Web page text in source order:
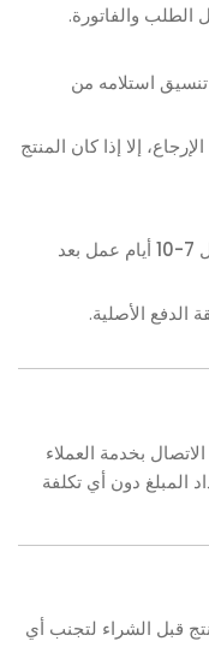
الطلب والفاتورة.
استلامه من
إلا إذا كان المنتج
7-10 أيام عمل
بعد
الأصلية.
بخدمة العملاء
المبلغ دون أي تكلفة
قبل الشراء لتجنب أي